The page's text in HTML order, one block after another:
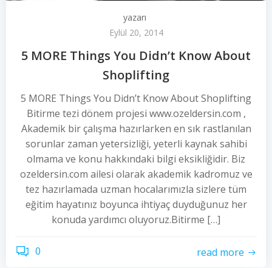
yazarı
Eylül 20, 2014
5 MORE Things You Didn’t Know About
Shoplifting
5 MORE Things You Didn’t Know About Shoplifting
Bitirme tezi dönem projesi www.ozeldersin.com ,
Akademik bir çalışma hazırlarken en sık rastlanılan
sorunlar zaman yetersizliği, yeterli kaynak sahibi
olmama ve konu hakkındaki bilgi eksikliğidir. Biz
ozeldersin.com ailesi olarak akademik kadromuz ve
tez hazırlamada uzman hocalarımızla sizlere tüm
eğitim hayatınız boyunca ihtiyaç duyduğunuz her
konuda yardımcı oluyoruz.Bitirme […]
0 read more